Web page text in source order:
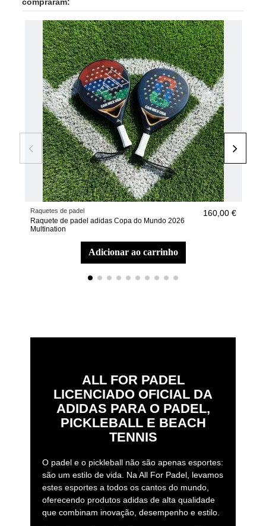
Raquetes de padel
Raquete de padel adidas Copa do Mundo 2026
Multination
160,00 €
adicionar ao carrinho
ALL FOR PADEL
LICENCIADO OFICIAL DA
ADIDAS PARA O PADEL,
PICKLEBALL E BEACH
TENNIS
O padel e o pickleball não são apenas esportes:
são um estilo de vida. Na All For Padel, levamos
estes esportes a todos os cantos do mundo,
oferecendo produtos adidas de alta qualidade
que combinam inovação, desempenho e estilo.